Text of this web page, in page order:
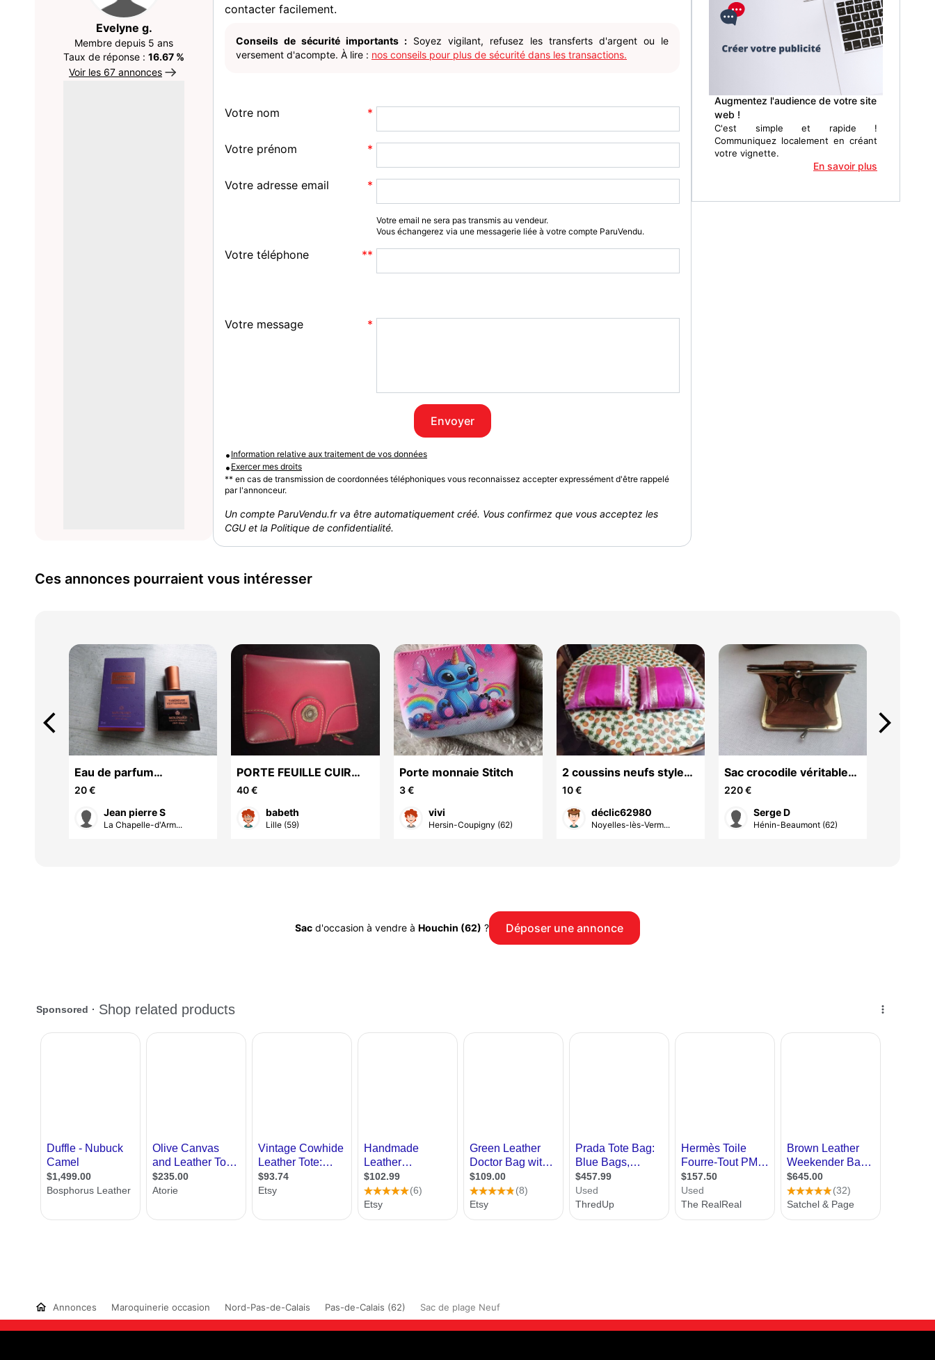
Evelyne g.
Membre depuis 5 ans
Taux de réponse : 16.67 %
Voir les 67 annonces
contacter facilement.
Conseils de sécurité importants : Soyez vigilant, refusez les transferts d'argent ou le
versement d'acompte. À lire : nos conseils pour plus de sécurité dans les transactions.
Votre nom
Votre prénom
Votre adresse email
Votre email ne sera pas transmis au vendeur.
Vous échangerez via une messagerie liée à votre compte ParuVendu.
Votre téléphone
Votre message
Envoyer
• Information relative aux traitement de vos données
• Exercer mes droits
** en cas de transmission de coordonnées téléphoniques vous reconnaissez accepter expressément d'être rappelé
par l'annonceur.
Un compte ParuVendu.fr va être automatiquement créé. Vous confirmez que vous acceptez les
CGU et la Politique de confidentialité.
Augmentez l'audience de votre site
web !
C'est simple et rapide !
Communiquez localement en créant
votre vignette.
En savoir plus
Ces annonces pourraient vous intéresser
Eau de parfum
MOLINARD
20 €
Jean pierre S
La Chapelle-d'Arm...
PORTE FEUILLE CUIR
ROUGE
40 €
babeth
Lille (59)
Porte monnaie Stitch
3 €
vivi
Hersin-Coupigny (62)
2 coussins neufs style
oriental
10 €
déclic62980
Noyelles-lès-Verm...
Sac crocodile véritable
1950 vintage avec son
porte monnaie.
220 €
Serge D
Hénin-Beaumont (62)
arrow_back_ios arrow_forward_ios
Sac d'occasion à vendre à Houchin (62) ? Déposer une annonce
Annonces Maroquinerie occasion Nord-Pas-de-Calais Pas-de-Calais (62) Sac de plage Neuf